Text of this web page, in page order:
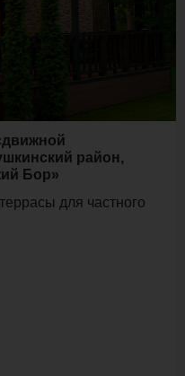
район,
Бор»
для частного